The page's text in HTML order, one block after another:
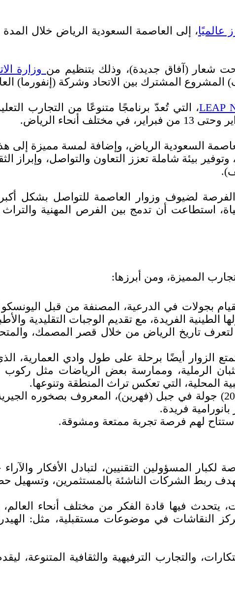
عالميًا
شعار (آفاق جديدة)، وذلك بتنظيم من وزارة
المشروع المشترك بين الاتحاد وشركة (إنفورما)
LEAP، التي تُعدّ برنامجًا متنوعًا من التجارب
السعودية الرياض، وإضافة لمسة مميزة إلى
بيئة شاملة تعزز التعاون والتواصل، وإبراز
لضيوف وزوار العاصمة للتواصل بشكل
استطاعت أن تدمج بين الفرص المهنية والتراث
المميزة، ومن أبرزها:
بجولات في الدرعية، المصنفة من قبل اليونسكو
الطينية الفريدة، مع تقديم الوجبات التقليدية
تاريخ الرياض من خلال قصر المصمك،
الزوار أيضًا برحلة على طول وادي العمارية،
الرملية، وممارسة بعض الرياضات مثل ركوب
المحلية، التي تعكس تراث المنطقة وتنوعها.
لمحبي المغامرات، يقدم (ليب 2025) جولة في جبل (فهرين)، المعروف
فريدة.
لهم فرصة تجربة ممتعة ومشوقة.
المسؤولين التقنيين، لتبادل الأفكار
الشركات الناشئة بالمستثمرين، وتسهيل
النقاشات في موضوعات مستقبلية، مثل:
التقنيات والابتكارات، والتجارب الترفيهية والثقافية